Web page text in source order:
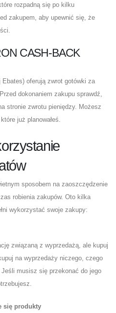
rozpadną się po kilku
zakupem, aby upewnić się, że
CASH-BACK
oferują zwrot gotówki za
dokonaniem zakupu sprawdź,
stronie zwrotu pieniędzy. Możesz
już planowałeś.
sposobem na zaoszczędzenie
robienia zakupów. Oto kilka
wykorzystać swoje zakupy:
związaną z wyprzedażą, ale kupuj
na wyprzedaży niczego, czego
Jeśli musisz się przekonać do jego
się produkty